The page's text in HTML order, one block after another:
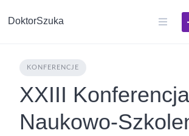
DoktorSzuka
KONFERENCJE
XXIII Konferencja
Naukowo-